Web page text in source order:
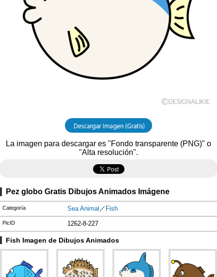
La imagen para descargar es "Fondo transparente (PNG)" o
"Alta resolución".
Pez globo Gratis Dibujos Animados Imágene
Categoría Sea Animal ／ Fish
PicID 1262-8-227
Fish Imagen de Dibujos Animados